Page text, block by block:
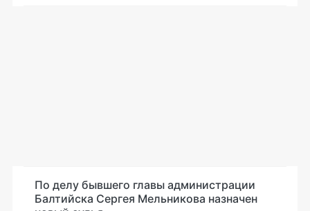
По делу бывшего главы администрации
Балтийска Сергея Мельникова назначен